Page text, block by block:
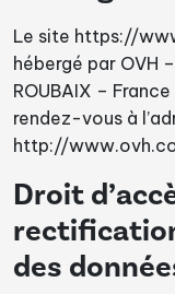
Le site https://
hébergé par OVH
ROUBAIX –
rendez-vous à
http://
Droit
des